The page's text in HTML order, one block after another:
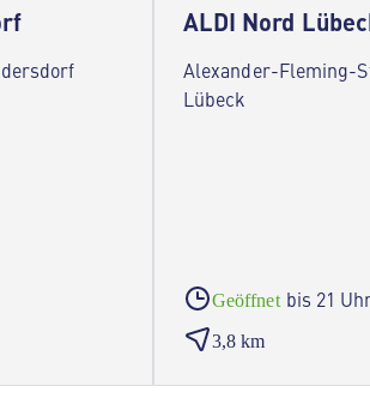
ALDI Nord
Alexander-Fleming-
Lübeck
Geöffnet bis 21
3,8 km